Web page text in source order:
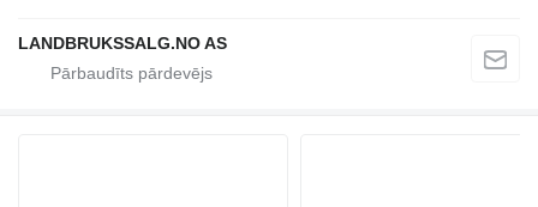
LANDBRUKSSALG.NO AS